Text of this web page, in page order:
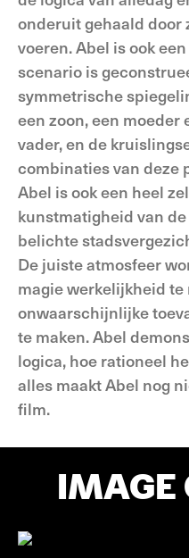
onderuit gehaald door
voeren. Abel is ook
scenario is
symmetrische
een zoon, een moeder
vader, en de
combinaties van deze
Abel is ook een heel
kunstmatigheid van
belichte
De juiste atmosfeer
magie werkelijkheid te
onwaarschijnlijke
te maken. Abel
logica, hoe rationeel
alles maakt Abel nog
film.
IMAGE